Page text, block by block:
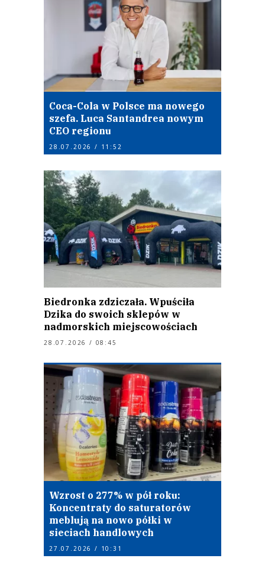
Coca-Cola w Polsce ma nowego
szefa. Luca Santandrea nowym
CEO regionu
28.07.2026 / 11:52
Biedronka zdziczała. Wpuściła
Dzika do swoich sklepów w
nadmorskich miejscowościach
28.07.2026 / 08:45
Wzrost o 277% w pół roku:
Koncentraty do saturatorów
meblują na nowo półki w
sieciach handlowych
27.07.2026 / 10:31